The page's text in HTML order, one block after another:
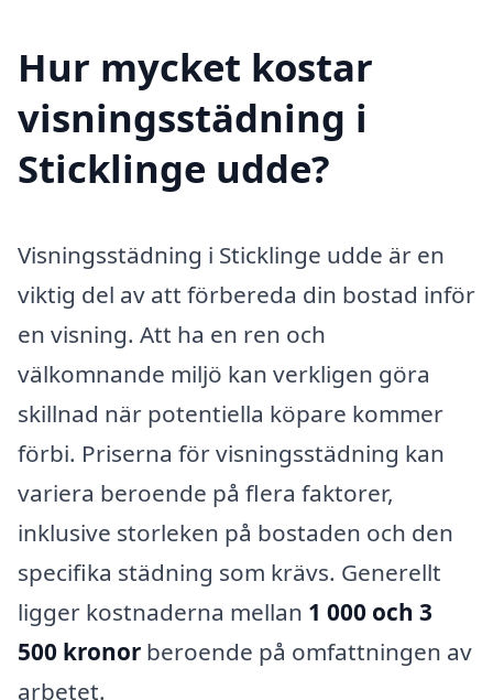
Hur mycket kostar
visningsstädning i
Sticklinge udde?
Visningsstädning i Sticklinge udde är en
viktig del av att förbereda din bostad inför
en visning. Att ha en ren och
välkomnande miljö kan verkligen göra
skillnad när potentiella köpare kommer
förbi. Priserna för visningsstädning kan
variera beroende på flera faktorer,
inklusive storleken på bostaden och den
specifika städning som krävs. Generellt
ligger kostnaderna mellan 1 000 och 3
500 kronor beroende på omfattningen av
arbetet.